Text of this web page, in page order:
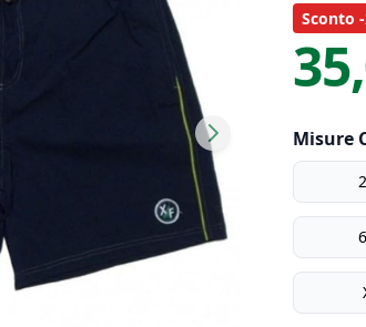
Sconto
Misure
misure